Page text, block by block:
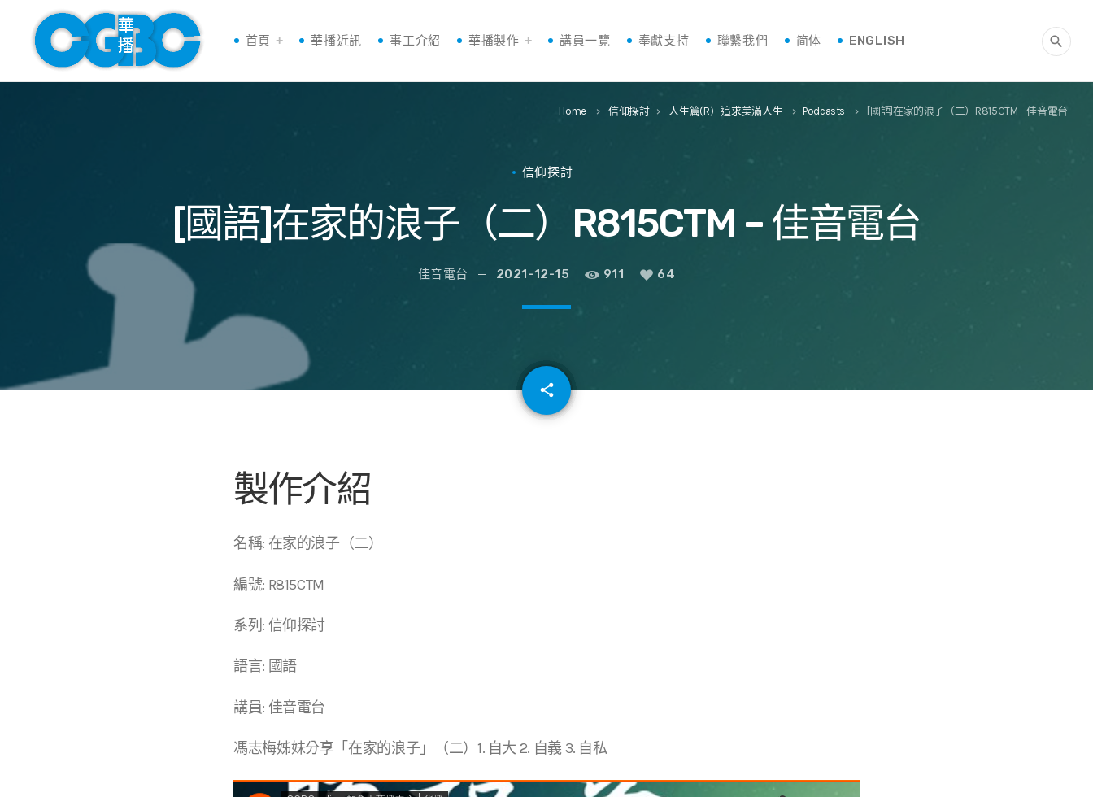
首頁 華播近訊 事工介紹 華播製作 講員一覽 奉獻支持 聯繫我們 简体 ENGLISH search
Home keyboard_arrow_right 信仰探討 keyboard_arrow_right 人生篇(R)--追求美滿人生 keyboard_arrow_right Podcasts keyboard_arrow_right [國語]在家的浪子（二）R815CTM – 佳音電台
信仰探討
[國語]在家的浪子（二）R815CTM – 佳音電台
佳音電台 2021-12-15 911 64
share
email
製作介紹
名稱: 在家的浪子（二）
編號: R815CTM
系列: 信仰探討
語言: 國語
講員: 佳音電台
馮志梅姊妹分享「在家的浪子」（二）1. 自大 2. 自義 3. 自私